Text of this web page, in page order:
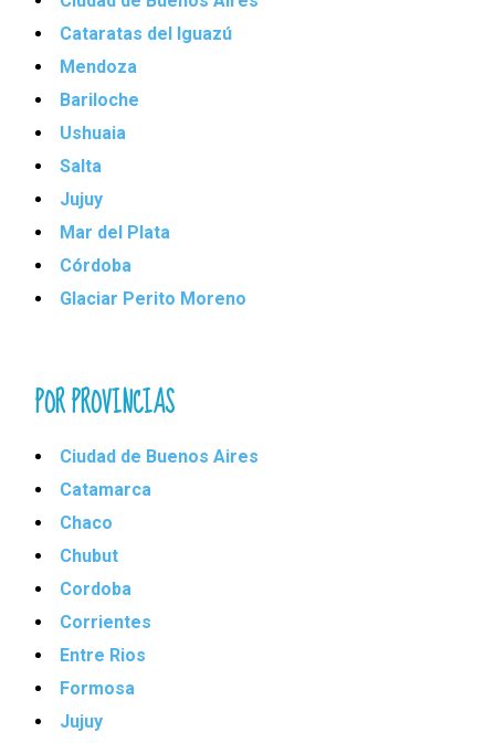
Cataratas del Iguazú
Mendoza
Bariloche
Ushuaia
Salta
Jujuy
Mar del Plata
Córdoba
Glaciar Perito Moreno
POR PROVINCIAS
Ciudad de Buenos Aires
Catamarca
Chaco
Chubut
Cordoba
Corrientes
Entre Rios
Formosa
Jujuy